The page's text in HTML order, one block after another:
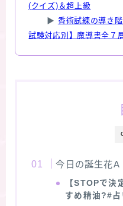
(クイズ)＆超上級
▶ 香術試練の導き
試験対応別】魔導書全７
今日の誕生花A
【STOPで決
すめ精油?#占